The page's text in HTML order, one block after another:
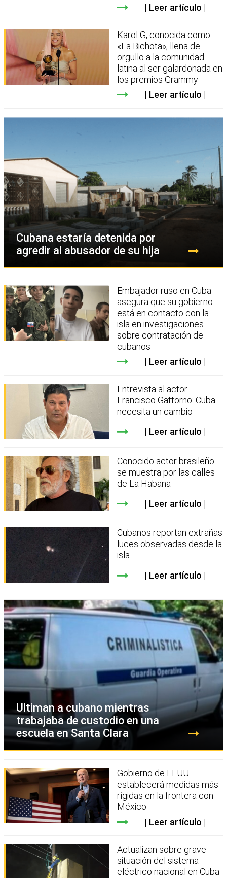
Leer artículo
Karol G, conocida como
«La Bichota», llena de
orgullo a la comunidad
latina al ser galardonada en
los premios Grammy
Leer artículo
Cubana estaría detenida por
agredir al abusador de su hija
Embajador ruso en Cuba
asegura que su gobierno
está en contacto con la
isla en investigaciones
sobre contratación de
cubanos
Leer artículo
Entrevista al actor
Francisco Gattorno: Cuba
necesita un cambio
Leer artículo
Conocido actor brasileño
se muestra por las calles
de La Habana
Leer artículo
Cubanos reportan extrañas
luces observadas desde la
isla
Leer artículo
Ultiman a cubano mientras
trabajaba de custodio en una
escuela en Santa Clara
Gobierno de EEUU
establecerá medidas más
rígidas en la frontera con
México
Leer artículo
Actualizan sobre grave
situación del sistema
eléctrico nacional en Cuba